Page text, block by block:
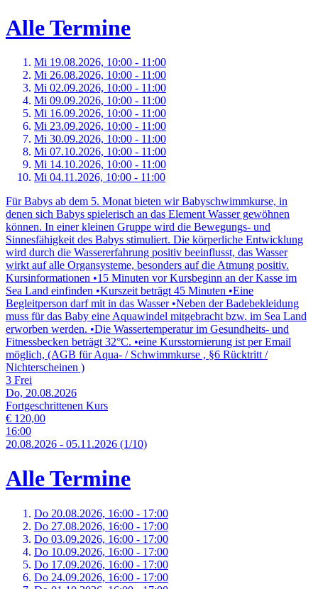
Alle Termine
Mi 19.08.2026, 10:00 - 11:00
Mi 26.08.2026, 10:00 - 11:00
Mi 02.09.2026, 10:00 - 11:00
Mi 09.09.2026, 10:00 - 11:00
Mi 16.09.2026, 10:00 - 11:00
Mi 23.09.2026, 10:00 - 11:00
Mi 30.09.2026, 10:00 - 11:00
Mi 07.10.2026, 10:00 - 11:00
Mi 14.10.2026, 10:00 - 11:00
Mi 04.11.2026, 10:00 - 11:00
Für Babys ab dem 5. Monat bieten wir Babyschwimmkurse, in
denen sich Babys spielerisch an das Element Wasser gewöhnen
können. In einer kleinen Gruppe wird die Bewegungs- und
Sinnesfähigkeit des Babys stimuliert. Die körperliche Entwicklung
wird durch die Wassererfahrung positiv beeinflusst, das Wasser
wirkt auf alle Organsysteme, besonders auf die Atmung positiv.
Kursinformationen •15 Minuten vor Kursbeginn an der Kasse im
Sea Land einfinden •Kurszeit beträgt 45 Minuten •Eine
Begleitperson darf mit in das Wasser •Neben der Badebekleidung
muss für das Baby eine Aquawindel mitgebracht bzw. im Sea Land
erworben werden. •Die Wassertemperatur im Gesundheits- und
Fitnessbecken beträgt 32°C. •eine Kursstornierung ist per Email
möglich, (AGB für Aqua- / Schwimmkurse , §6 Rücktritt /
Nichterscheinen )
3 Frei
Do, 20.08.2026
Fortgeschrittenen Kurs
€ 120,00
16:00
20.08.2026 - 05.11.2026 (1/10)
Alle Termine
Do 20.08.2026, 16:00 - 17:00
Do 27.08.2026, 16:00 - 17:00
Do 03.09.2026, 16:00 - 17:00
Do 10.09.2026, 16:00 - 17:00
Do 17.09.2026, 16:00 - 17:00
Do 24.09.2026, 16:00 - 17:00